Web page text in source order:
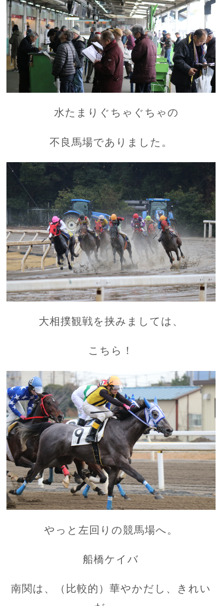
水たまりぐちゃぐちゃの
不良馬場でありました。
大相撲観戦を挟みましては、
こちら！
やっと左回りの競馬場へ。
船橋ケイバ
南関は、（比較的）華やかだし、きれい